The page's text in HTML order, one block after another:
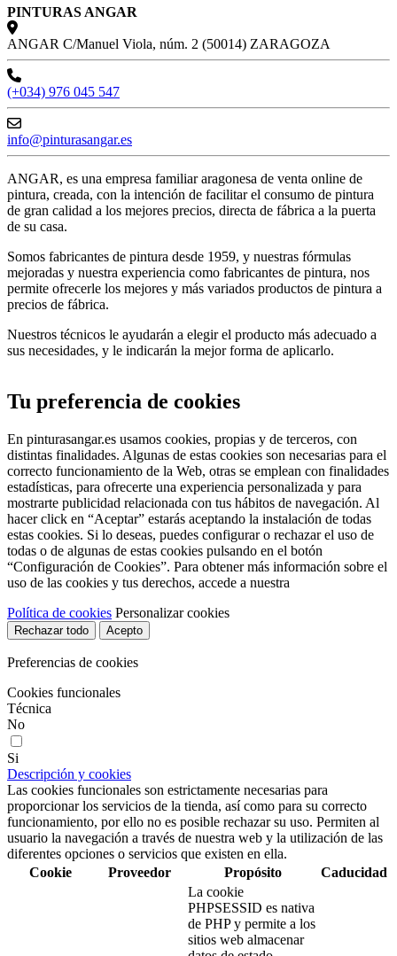
PINTURAS ANGAR
ANGAR C/Manuel Viola, núm. 2 (50014) ZARAGOZA
(+034) 976 045 547
info@pinturasangar.es
ANGAR, es una empresa familiar aragonesa de venta online de
pintura, creada, con la intención de facilitar el consumo de pintura
de gran calidad a los mejores precios, directa de fábrica a la puerta
de su casa.
Somos fabricantes de pintura desde 1959, y nuestras fórmulas
mejoradas y nuestra experiencia como fabricantes de pintura, nos
permite ofrecerle los mejores y más variados productos de pintura a
precios de fábrica.
Nuestros técnicos le ayudarán a elegir el producto más adecuado a
sus necesidades, y le indicarán la mejor forma de aplicarlo.
Tu preferencia de cookies
En pinturasangar.es usamos cookies, propias y de terceros, con
distintas finalidades. Algunas de estas cookies son necesarias para el
correcto funcionamiento de la Web, otras se emplean con finalidades
estadísticas, para ofrecerte una experiencia personalizada y para
mostrarte publicidad relacionada con tus hábitos de navegación. Al
hacer click en “Aceptar” estarás aceptando la instalación de todas
estas cookies. Si lo deseas, puedes configurar o rechazar el uso de
todas o de algunas de estas cookies pulsando en el botón
“Configuración de Cookies”. Para obtener más información sobre el
uso de las cookies y tus derechos, accede a nuestra
Política de cookies Personalizar cookies
Rechazar todo Acepto
Preferencias de cookies
Cookies funcionales
Técnica
No
Si
Descripción y cookies
Las cookies funcionales son estrictamente necesarias para
proporcionar los servicios de la tienda, así como para su correcto
funcionamiento, por ello no es posible rechazar su uso. Permiten al
usuario la navegación a través de nuestra web y la utilización de las
diferentes opciones o servicios que existen en ella.
Cookie
Proveedor Propósito
Caducidad
La cookie
PHPSESSID es nativa
de PHP y permite a los
sitios web almacenar